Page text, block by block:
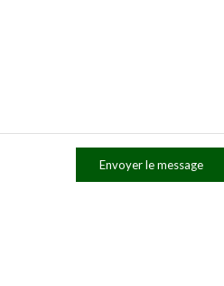
Envoyer le message